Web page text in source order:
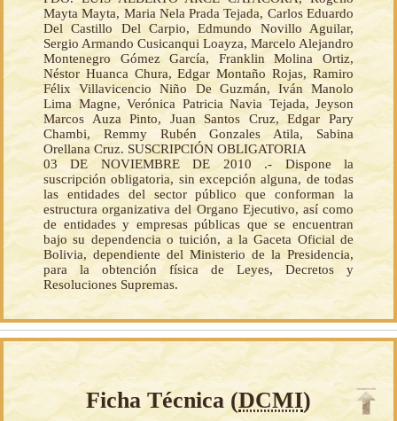
Mayta Mayta, Maria Nela Prada Tejada, Carlos Eduardo
Del Castillo Del Carpio, Edmundo Novillo Aguilar,
Sergio Armando Cusicanqui Loayza, Marcelo Alejandro
Montenegro Gómez García, Franklin Molina Ortiz,
Néstor Huanca Chura, Edgar Montaño Rojas, Ramiro
Félix Villavicencio Niño De Guzmán, Iván Manolo
Lima Magne, Verónica Patricia Navia Tejada, Jeyson
Marcos Auza Pinto, Juan Santos Cruz, Edgar Pary
Chambi, Remmy Rubén Gonzales Atila, Sabina
Orellana Cruz. SUSCRIPCIÓN OBLIGATORIA
03 DE NOVIEMBRE DE 2010 .- Dispone la
suscripción obligatoria, sin excepción alguna, de todas
las entidades del sector público que conforman la
estructura organizativa del Organo Ejecutivo, así como
de entidades y empresas públicas que se encuentran
bajo su dependencia o tuición, a la Gaceta Oficial de
Bolivia, dependiente del Ministerio de la Presidencia,
para la obtención física de Leyes, Decretos y
Resoluciones Supremas.
Ficha Técnica (DCMI)